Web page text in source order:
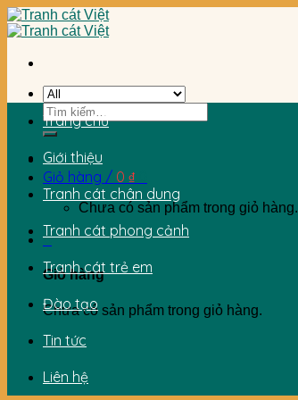
Skip
to
Tìm
kiếm:
Giỏ hàng / 0 ₫
Chưa có sản phẩm trong giỏ hàng.
0
Giỏ hàng
Chưa có sản phẩm trong giỏ hàng.
Trang chủ
Giới thiệu
Tranh cát chân dung
Tranh cát phong cảnh
Tranh cát trẻ em
Đào tạo
Tin tức
Liên hệ